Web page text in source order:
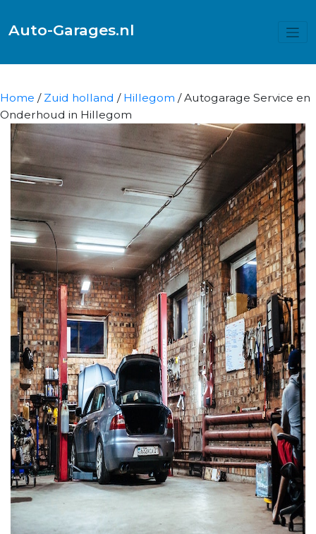
Auto-Garages.nl
Home / Zuid holland / Hillegom / Autogarage Service en
Onderhoud in Hillegom